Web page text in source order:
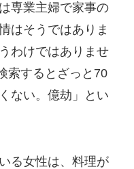
専業主婦で家事の
はそうではありま
わけではありませ
索するとざっと70
ない。億劫」とい
る女性は、料理が